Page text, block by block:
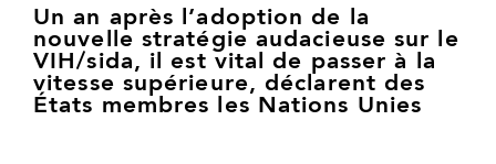
Un an après l’adoption de la
nouvelle stratégie audacieuse sur le
VIH/sida, il est vital de passer à la
vitesse supérieure, déclarent des
États membres les Nations Unies